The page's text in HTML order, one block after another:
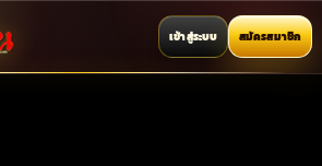
เข้าสู่ระบบ สมัครสมาชิก